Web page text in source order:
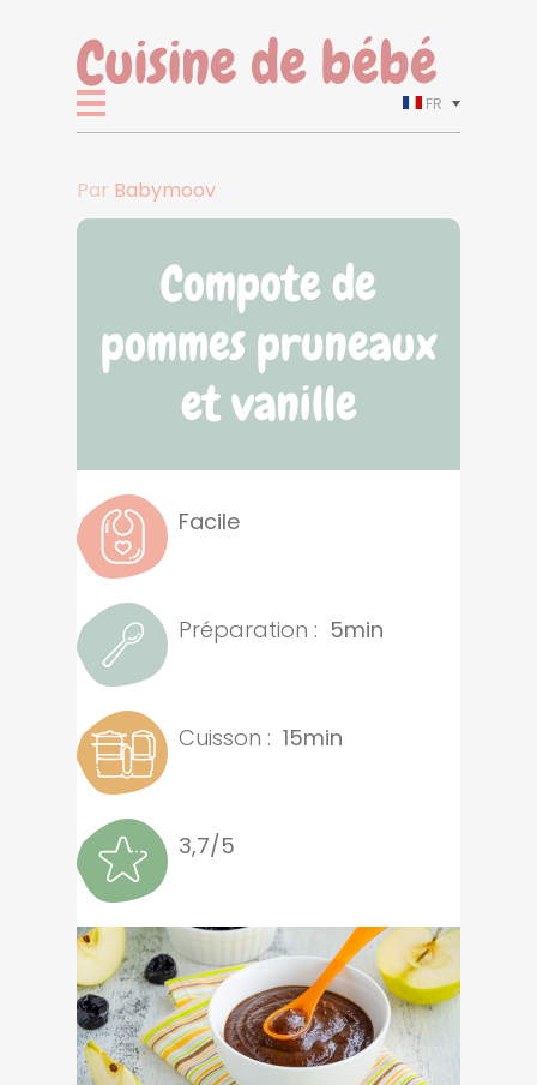
FR
Par Babymoov
Compote de
pommes pruneaux
et vanille
Facile
Préparation : 5min
Cuisson : 15min
3,7/5